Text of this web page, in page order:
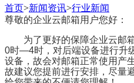
首页>新闻资讯>行业新闻
尊敬的企业云邮箱用户您好：
为了更好的保障企业云邮箱
0时—4时，对后端设备进行升
设备，故会对邮箱正常使用产
故建议您提前进行安排，尽量